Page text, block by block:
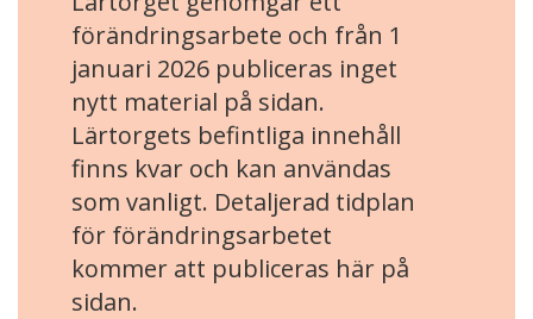
förändringsarbete och från 1
januari 2026 publiceras inget
nytt material på sidan.
Lärtorgets befintliga innehåll
finns kvar och kan användas
som vanligt. Detaljerad tidplan
för förändringsarbetet
kommer att publiceras här på
sidan.